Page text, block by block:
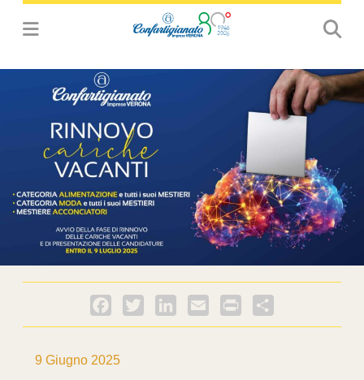
Facebook
Twitter LinkedInEmail PrintFriendly
9 Giugno 2025